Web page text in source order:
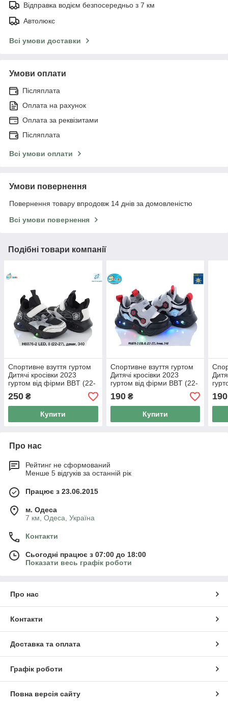
Відправка водієм безпосередньо з 7 км
Автолюкс
Всі умови доставки
Умови оплати
Післяплата
Оплата на рахунок
Оплата за реквізитами
Післяплата
Всі умови оплати
Умови повернення
Повернення товару впродовж 14 днів за домовленістю
Всі умови повернення
Подібні товари компанії
Спортивне взуття гуртом
Дитячі кросівки 2023
гуртом від фірми BBT (22-
27)
250 ₴
Купити
Спортивне взуття гуртом
Дитячі кросівки 2023
гуртом від фірми BBT (22-
27)
190₴
Купити
27)
190
Про нас
Рейтинг не сформований
Менше 5 відгуків за останній рік
Працює з 23.06.2015
м. Одеса
7 км, Одеса, Україна
Контакти
Сьогодні працює з 07:00 до 18:00
Показати весь графік роботи
Про нас
Контакти
Доставка та оплата
Графік роботи
Повна версія сайту